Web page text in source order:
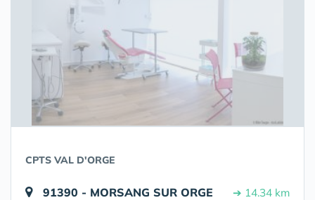
CPTS VAL D'ORGE
91390 - MORSANG SUR ORGE ➔ 14.34 km